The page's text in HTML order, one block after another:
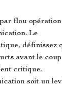
flou
Le
définissez
avant le coup
critique.
soit un